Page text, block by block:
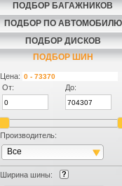
ПОДБОР БАГАЖНИКОВ
ПОДБОР ПО АВТОМОБИЛЮ
ПОДБОР ДИСКОВ
ПОДБОР ШИН
Цена:
От:
До:
Производитель:
Все
Ширина шины: